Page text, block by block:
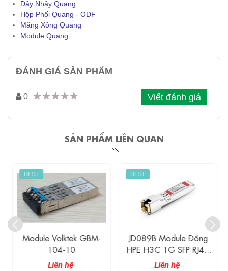
Dây Nhảy Quang
Hộp Phối Quang - ODF
Măng Xông Quang
Module Quang
ĐÁNH GIÁ SẢN PHẨM
0 Viết đánh giá
SẢN PHẨM LIÊN QUAN
BEST
Module Volktek GBM-
104-10
Liên hệ
BEST
JD089B Module Đồng
HPE H3C 1G SFP RJ45
Transceiver 100M
Liên hệ